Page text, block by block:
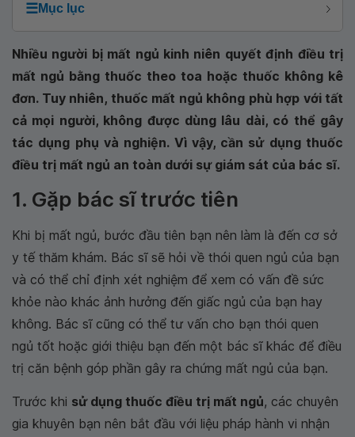
☰Mục lục
Nhiều người bị mất ngủ kinh niên quyết định điều trị
mất ngủ bằng thuốc theo toa hoặc thuốc không kê
đơn. Tuy nhiên, thuốc mất ngủ không phù hợp với tất
cả mọi người, không được dùng lâu dài, có thể gây
tác dụng phụ và nghiện. Vì vậy, cần sử dụng thuốc
điều trị mất ngủ an toàn dưới sự giám sát của bác sĩ.
1. Gặp bác sĩ trước tiên
Khi bị mất ngủ, bước đầu tiên bạn nên làm là đến cơ sở
y tế thăm khám. Bác sĩ sẽ hỏi về thói quen ngủ của bạn
và có thể chỉ định xét nghiệm để xem có vấn đề sức
khỏe nào khác ảnh hưởng đến giấc ngủ của bạn hay
không. Bác sĩ cũng có thể tư vấn cho bạn thói quen
ngủ tốt hoặc giới thiệu bạn đến một bác sĩ khác để điều
trị căn bệnh góp phần gây ra chứng mất ngủ của bạn.
Trước khi sử dụng thuốc điều trị mất ngủ, các chuyên
gia khuyên bạn nên bắt đầu với liệu pháp hành vi nhận